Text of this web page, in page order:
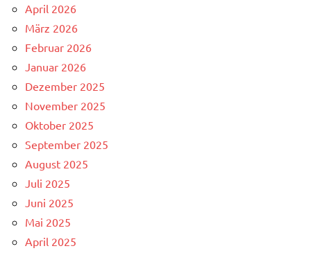
April 2026
März 2026
Februar 2026
Januar 2026
Dezember 2025
November 2025
Oktober 2025
September 2025
August 2025
Juli 2025
Juni 2025
Mai 2025
April 2025